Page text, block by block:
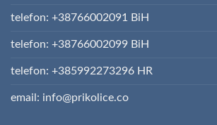
telefon: +38766002091 BiH
telefon: +38766002099 BiH
telefon: +385992273296 HR
email: info@prikolice.co